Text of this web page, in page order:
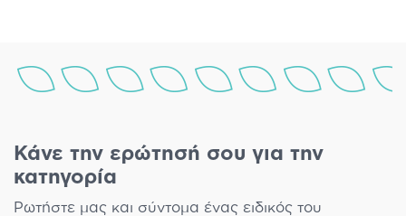
Κάνε την ερώτησή σου για την
κατηγορία
Ρωτήστε μας και σύντομα ένας ειδικός του